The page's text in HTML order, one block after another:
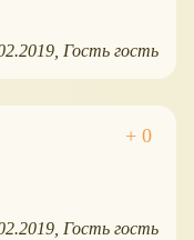
Гость гость
Гость гость